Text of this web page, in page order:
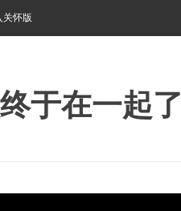
关怀版
于在一起了